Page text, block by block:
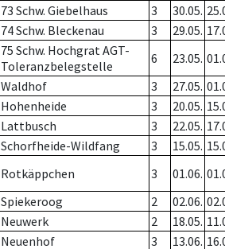
73 Schw. Giebelhaus 3 30.05.
74 Schw. Bleckenau 3 29.05.
75 Schw. Hochgrat AGT-
Toleranzbelegstelle
6 23.05.
Waldhof 3 27.05.
Hohenheide 3 20.05.
Lattbusch 3 22.05.
Schorfheide-Wildfang 3 15.05.
Rotkäppchen 3 01.06.
Spiekeroog 2 02.06.
Neuwerk 2 18.05.
Neuenhof 3 13.06.